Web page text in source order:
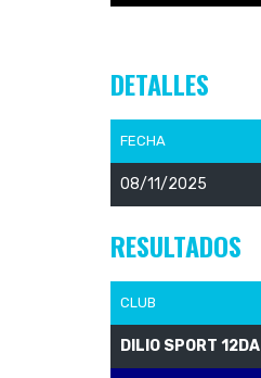
DETALLES
FECHA
08/11/2025
RESULTADOS
CLUB
DILIO SPORT 12DA